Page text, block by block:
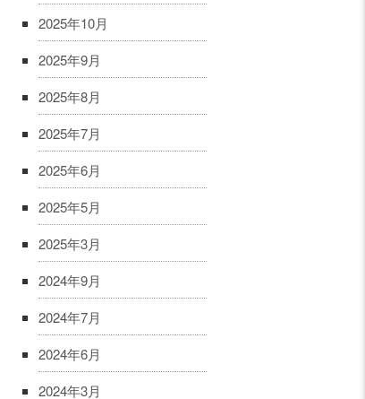
2025年10月
2025年9月
2025年8月
2025年7月
2025年6月
2025年5月
2025年3月
2024年9月
2024年7月
2024年6月
2024年3月